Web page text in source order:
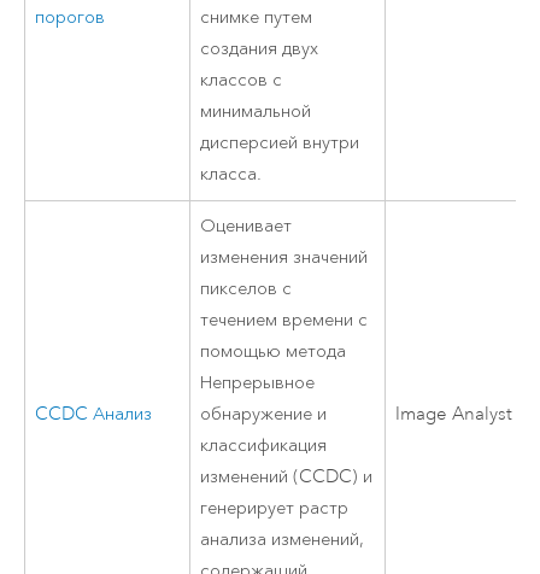
порогов
снимке путем
создания двух
классов с
минимальной
дисперсией внутри
класса.
CCDC Анализ
Оценивает
изменения значений
пикселов с
течением времени с
помощью метода
Непрерывное
обнаружение и
классификация
изменений (CCDC) и
генерирует растр
анализа изменений,
Image Analyst